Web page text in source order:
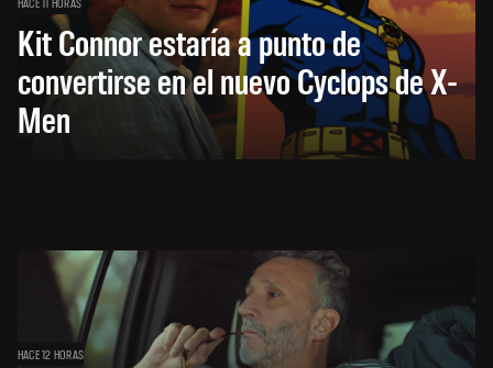
Kit Connor estaría a punto de
convertirse en el nuevo Cyclops de X-
Men
HACE 12 HORAS